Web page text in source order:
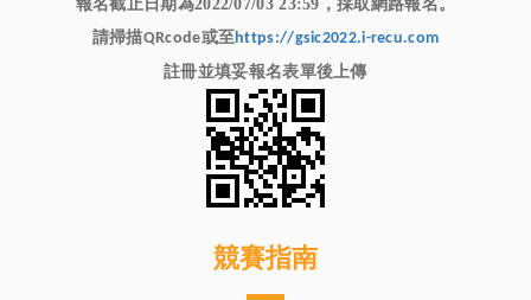
報名截止日期為2022/07/03 23:59，採取網路報名。
請掃描QRcode或至https://gsic2022.i-recu.com
註冊並填妥報名表單後上傳
競賽指南